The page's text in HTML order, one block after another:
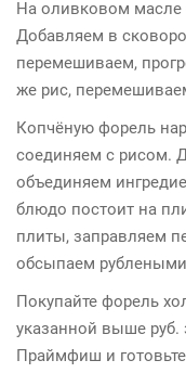
На оливковом масле
Добавляем в
перемешиваем,
же рис,
Копчёную форель
соединяем с рисом.
объединяем
блюдо постоит на
плиты, заправляем
обсыпаем
Покупайте форель
указанной выше руб.
Праймфиш и